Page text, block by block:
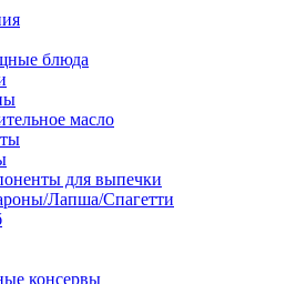
блюда
масло
для выпечки
Лапша/Спагетти
консервы